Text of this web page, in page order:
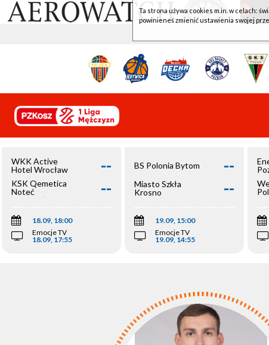
WKK Active
Hotel Wrocław
--
KSK Qemetica
Noteć
Inowrocław
--
18.09, 18:00
Emocje TV
18.09, 17:55
BS Polonia Bytom --
Miasto Szkła
Krosno
--
19.09, 15:00
Emocje TV
19.09, 14:55
Ta strona używa cookies m.in. w celach:
powinieneś zmienić ustawienia swojej